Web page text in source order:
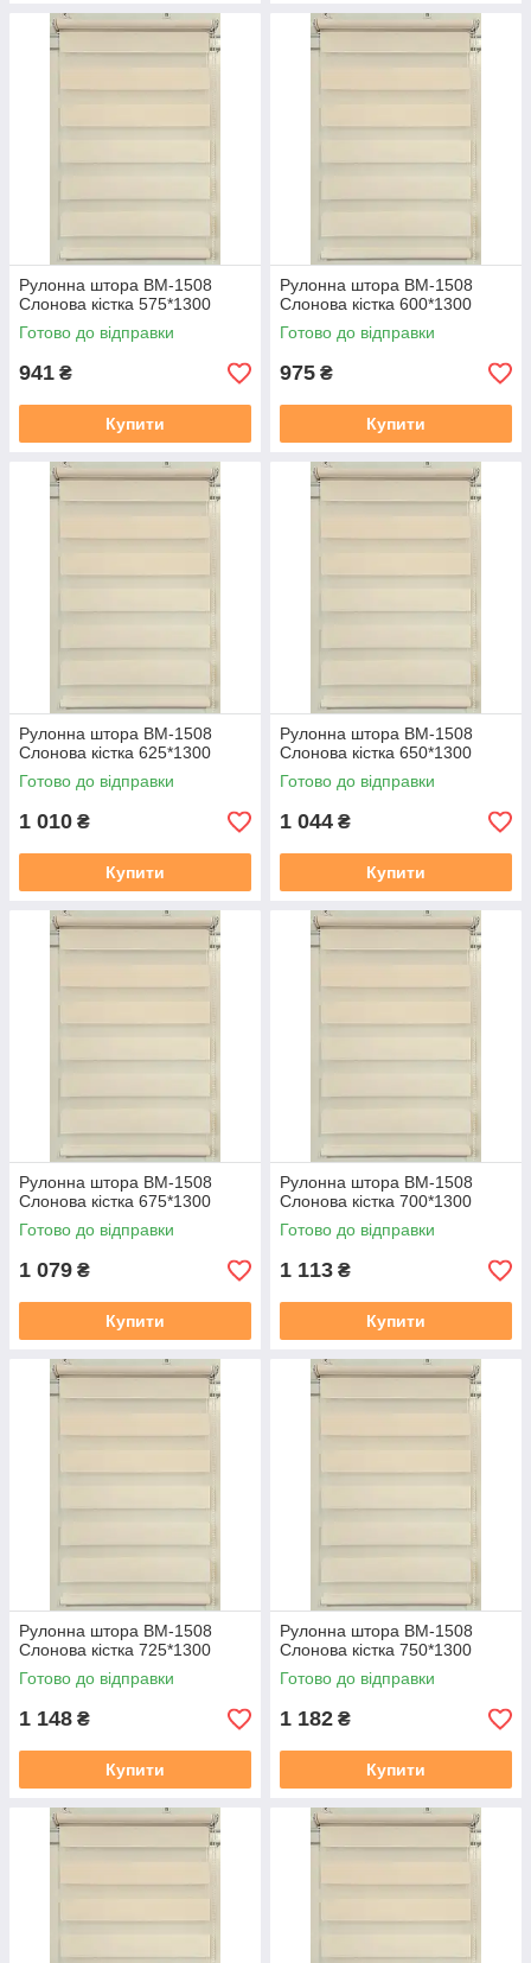
Рулонна штора ВМ-1508
Слонова кiстка 575*1300
Готово до відправки
941 ₴
Купити
Рулонна штора ВМ-1508
Слонова кiстка 600*1300
Готово до відправки
975 ₴
Купити
Рулонна штора ВМ-1508
Слонова кiстка 625*1300
Готово до відправки
1 010 ₴
Купити
Рулонна штора ВМ-1508
Слонова кiстка 650*1300
Готово до відправки
1 044 ₴
Купити
Рулонна штора ВМ-1508
Слонова кiстка 675*1300
Готово до відправки
1 079 ₴
Купити
Рулонна штора ВМ-1508
Слонова кiстка 700*1300
Готово до відправки
1 113 ₴
Купити
Рулонна штора ВМ-1508
Слонова кiстка 725*1300
Готово до відправки
1 148 ₴
Купити
Рулонна штора ВМ-1508
Слонова кiстка 750*1300
Готово до відправки
1 182 ₴
Купити